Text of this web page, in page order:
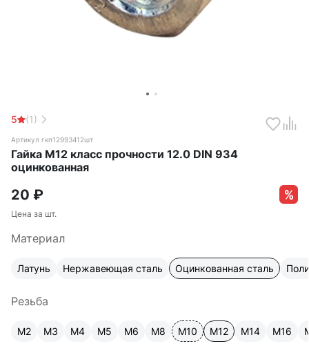
5 (1)
Артикул гкп12993412шт
Гайка М12 класс прочности 12.0 DIN 934
оцинкованная
20 ₽
Цена за шт.
Материал
Латунь Нержавеющая сталь Оцинкованная сталь
Резьба
М2 М3 М4 М5 М6 М8 М10 М12 М14 М16